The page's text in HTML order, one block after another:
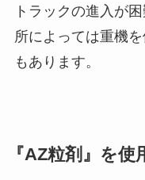
トラックの進入が
所によっては重機
もあります。
『AZ粒剤』を